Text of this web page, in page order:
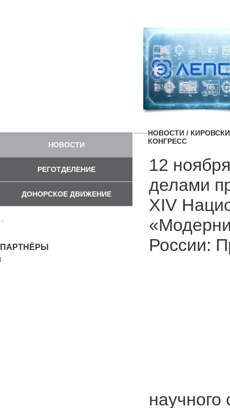
НОВОСТИ
РЕГОТДЕЛЕНИЕ
ДОНОРСКОЕ ДВИЖЕНИЕ
ПАРТНЁРЫ
НОВОСТИ /
КОНГРЕСС
12
делами
XIV
России: